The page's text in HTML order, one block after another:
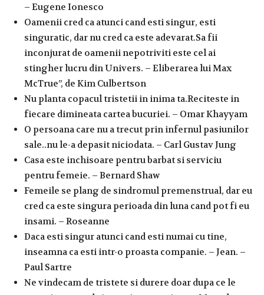
– Eugene Ionesco
Oamenii cred ca atunci cand esti singur, esti
singuratic, dar nu cred ca este adevarat.Sa fii
inconjurat de oamenii nepotriviti este cel ai
stingher lucru din Univers. – Eliberarea lui Max
McTrue”, de Kim Culbertson
Nu planta copacul tristetii in inima ta.Reciteste in
fiecare dimineata cartea bucuriei. – Omar Khayyam
O persoana care nu a trecut prin infernul pasiunilor
sale..nu le-a depasit niciodata. – Carl Gustav Jung
Casa este inchisoare pentru barbat si serviciu
pentru femeie. – Bernard Shaw
Femeile se plang de sindromul premenstrual, dar eu
cred ca este singura perioada din luna cand pot fi eu
insami. – Roseanne
Daca esti singur atunci cand esti numai cu tine,
inseamna ca esti intr-o proasta companie. – Jean. –
Paul Sartre
Ne vindecam de tristete si durere doar dupa ce le